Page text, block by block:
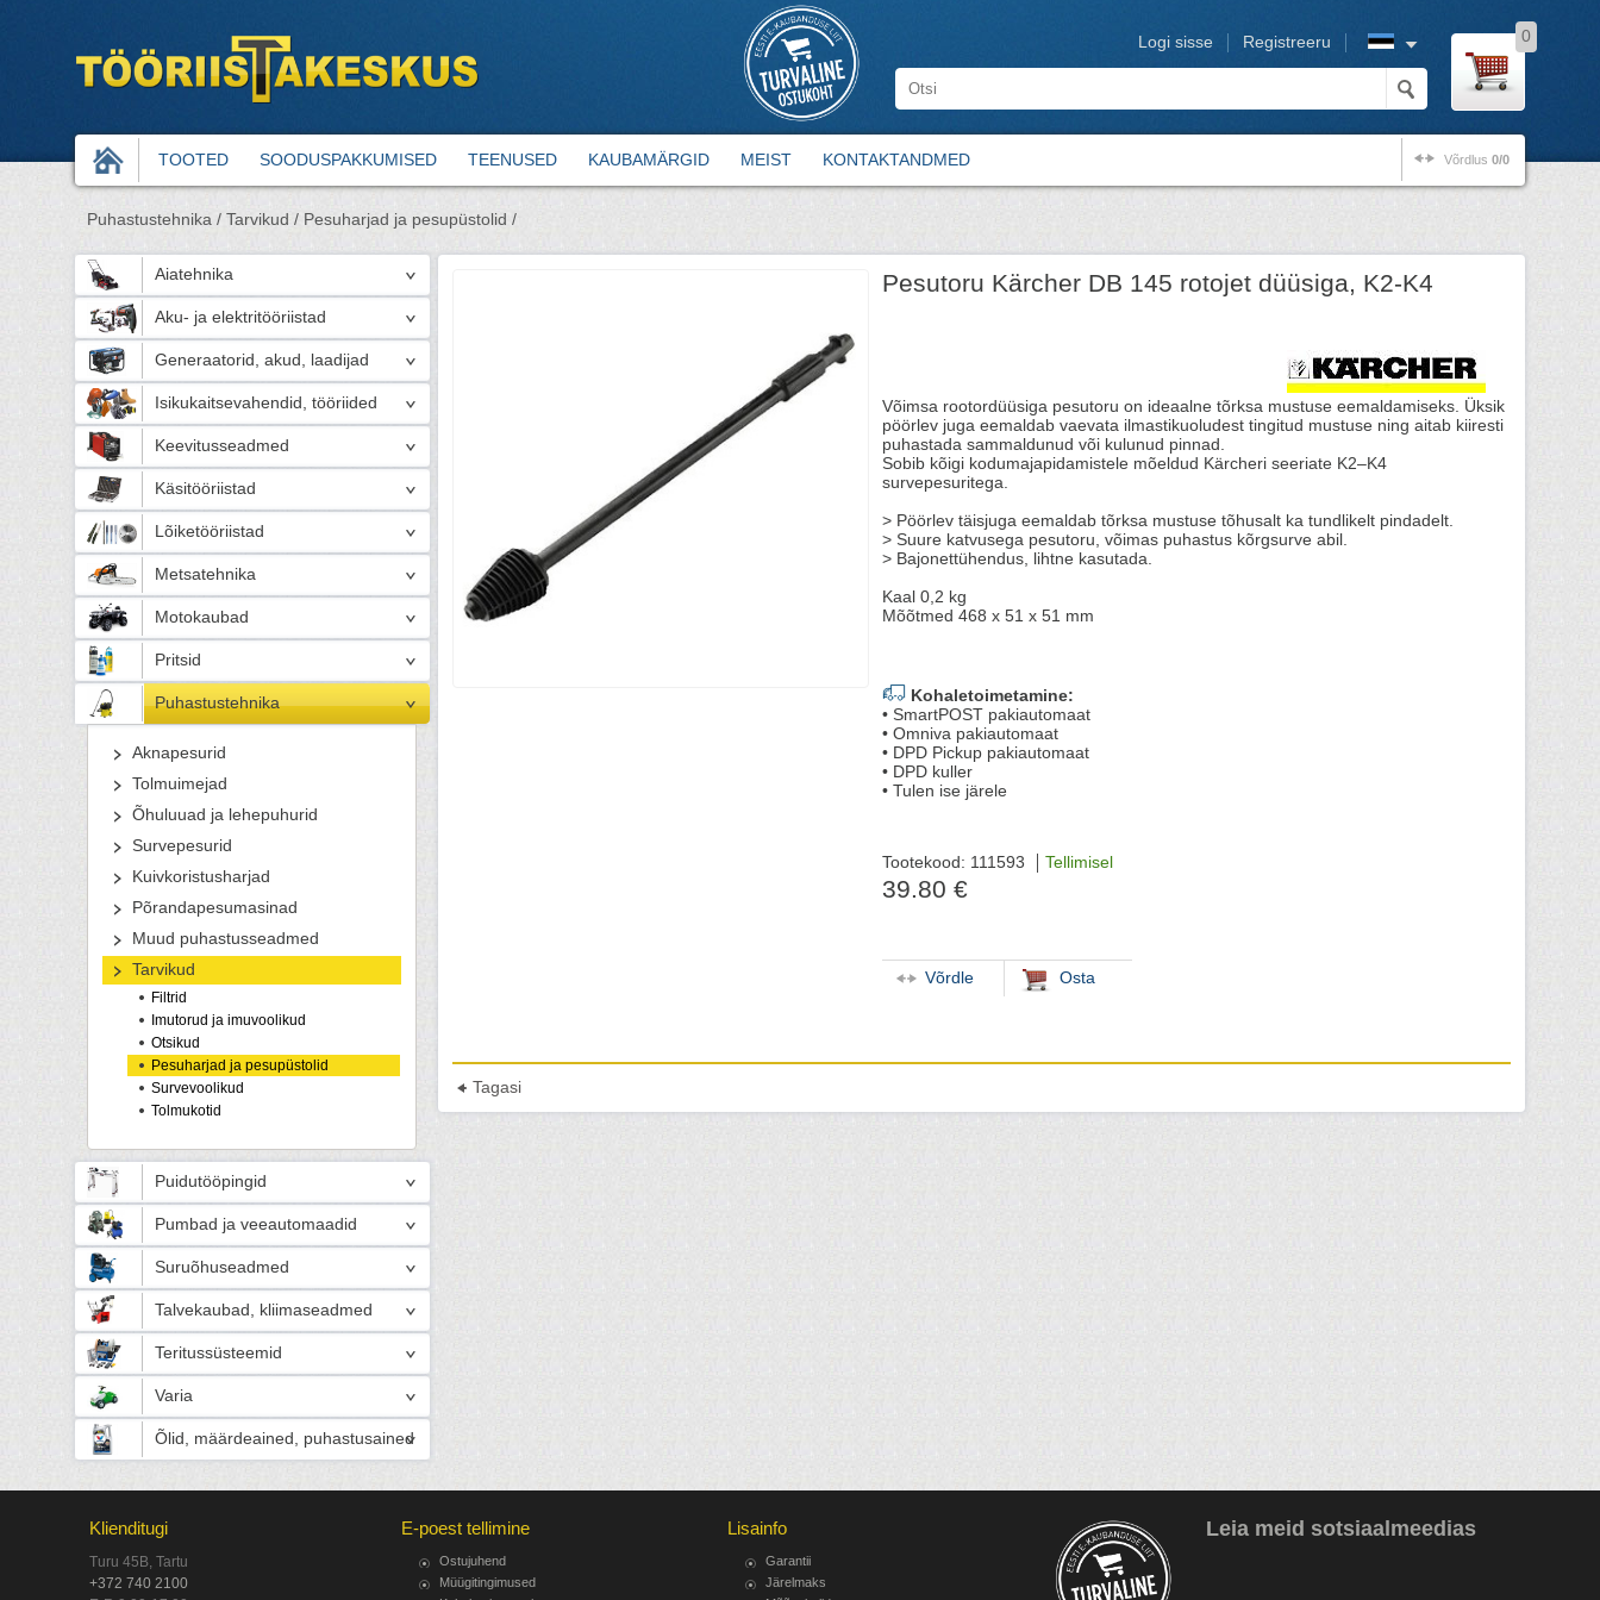
Registreeru
Logi sisse 0
TOOTED SOODUSPAKKUMISED TEENUSED KAUBAMÄRGID MEIST KONTAKTANDMED Võrdlus 0/0
Puhastustehnika / Tarvikud / Pesuharjad ja pesupüstolid /
Aiatehnika
Aku- ja elektritööriistad
Generaatorid, akud, laadijad
Isikukaitsevahendid, tööriided
Keevitusseadmed
Käsitööriistad
Lõiketööriistad
Metsatehnika
Motokaubad
Pritsid
Puhastustehnika
Aknapesurid
Tolmuimejad
Õhuluuad ja lehepuhurid
Survepesurid
Kuivkoristusharjad
Põrandapesumasinad
Muud puhastusseadmed
Tarvikud
Filtrid
Imutorud ja imuvoolikud
Otsikud
Pesuharjad ja pesupüstolid
Survevoolikud
Tolmukotid
Puidutööpingid
Pumbad ja veeautomaadid
Suruõhuseadmed
Talvekaubad, kliimaseadmed
Teritussüsteemid
Varia
Õlid, määrdeained, puhastusained
Pesutoru Kärcher DB 145 rotojet düüsiga, K2-K4
Võimsa rootordüüsiga pesutoru on ideaalne tõrksa mustuse eemaldamiseks. Üksik
pöörlev juga eemaldab vaevata ilmastikuoludest tingitud mustuse ning aitab kiiresti
puhastada sammaldunud või kulunud pinnad.
Sobib kõigi kodumajapidamistele mõeldud Kärcheri seeriate K2–K4
survepesuritega.
> Pöörlev täisjuga eemaldab tõrksa mustuse tõhusalt ka tundlikelt pindadelt.
> Suure katvusega pesutoru, võimas puhastus kõrgsurve abil.
> Bajonettühendus, lihtne kasutada.
Kaal 0,2 kg
Mõõtmed 468 x 51 x 51 mm
Kohaletoimetamine:
• SmartPOST pakiautomaat
• Omniva pakiautomaat
• DPD Pickup pakiautomaat
• DPD kuller
• Tulen ise järele
Tootekood: 111593 Tellimisel
39.80 €
Võrdle Osta
Tagasi
Klienditugi
Turu 45B, Tartu
+372 740 2100
E-poest tellimine
Ostujuhend
Müügitingimused
Lisainfo
Garantii
Järelmaks
Leia meid sotsiaalmeedias